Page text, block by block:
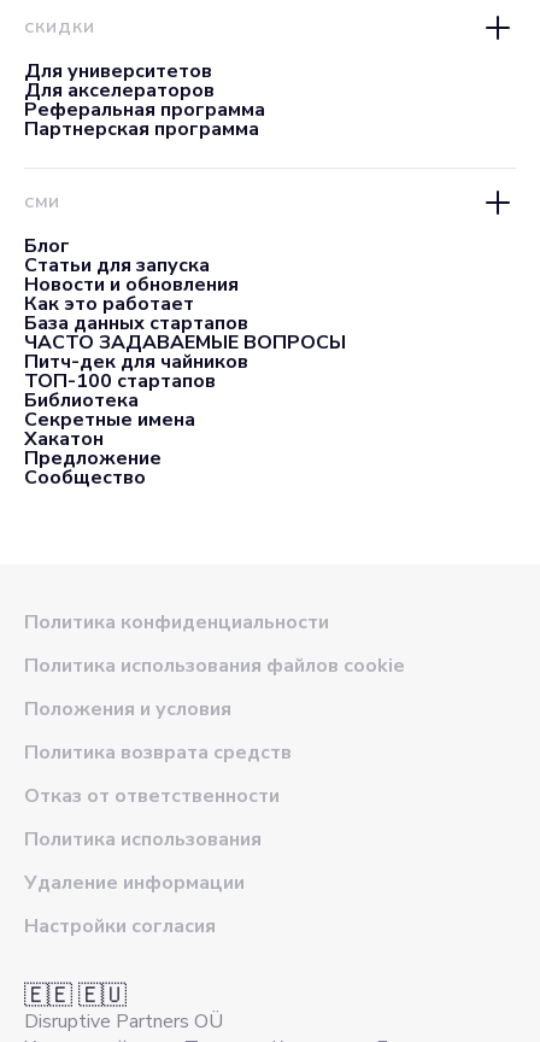
СКИДКИ
Для университетов
Для акселераторов
Реферальная программа
Партнерская программа
СМИ
Блог
Статьи для запуска
Новости и обновления
Как это работает
База данных стартапов
ЧАСТО ЗАДАВАЕМЫЕ ВОПРОСЫ
Питч-дек для чайников
ТОП-100 стартапов
Библиотека
Секретные имена
Хакатон
Предложение
Сообщество
Политика конфиденциальности
Политика использования файлов cookie
Положения и условия
Политика возврата средств
Отказ от ответственности
Политика использования
Удаление информации
Настройки согласия
🇪🇪 🇪🇺
Disruptive Partners OÜ